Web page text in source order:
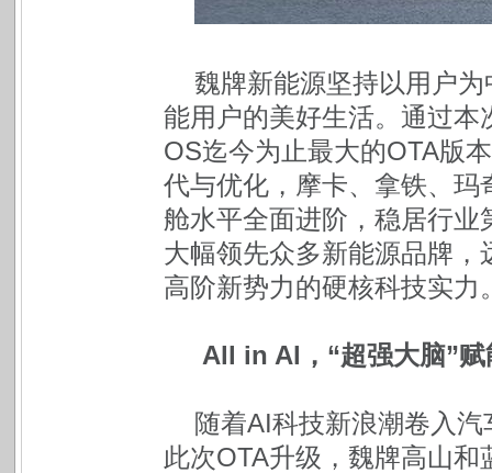
魏牌新能源坚持以用户
能用户的美好生活。通过本
OS迄今为止最大的OTA版
代与优化，摩卡、拿铁、
舱水平全面进阶，稳居行
大幅领先众多新能源品牌
高阶新势力的硬核科技实力
All in Al，“超强大脑”赋
随着AI科技新浪潮卷入
此次OTA升级，魏牌高山